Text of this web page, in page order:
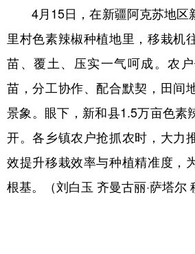
广东 广西 海
四川 贵州 云
陕西 甘肃 青
新疆 内蒙古 黑
多语种频道
4月15日，在新疆阿克苏地区
里村色素辣椒种植地里，移栽机
苗、覆土、压实一气呵成。农
苗，分工协作、配合默契，田间
景象。眼下，新和县1.5万亩色素
开。各乡镇农户抢抓农时，大力
效提升移栽效率与种植精准度，
根基。（刘白玉 齐曼古丽·萨塔尔